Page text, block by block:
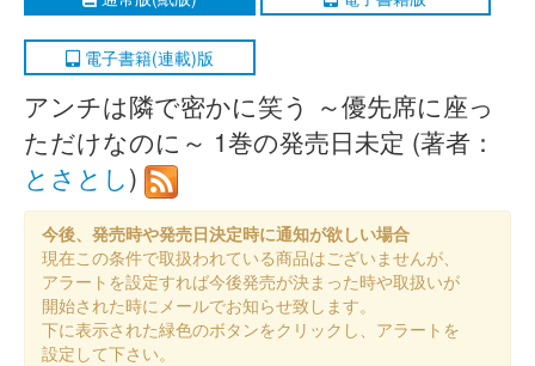
電子書籍(連載)版
アンチは隣で密かに笑う ～優先席に座っ
ただけなのに～ 1巻の発売日未定 (著者：
とさとし)
今後、発売時や発売日決定時に通知が欲しい場合
現在この条件で取扱われている商品はございませんが、
アラートを設定すれば今後発売が決まった時や取扱いが
開始された時にメールでお知らせ致します。
下に表示された緑色のボタンをクリックし、アラートを
設定して下さい。